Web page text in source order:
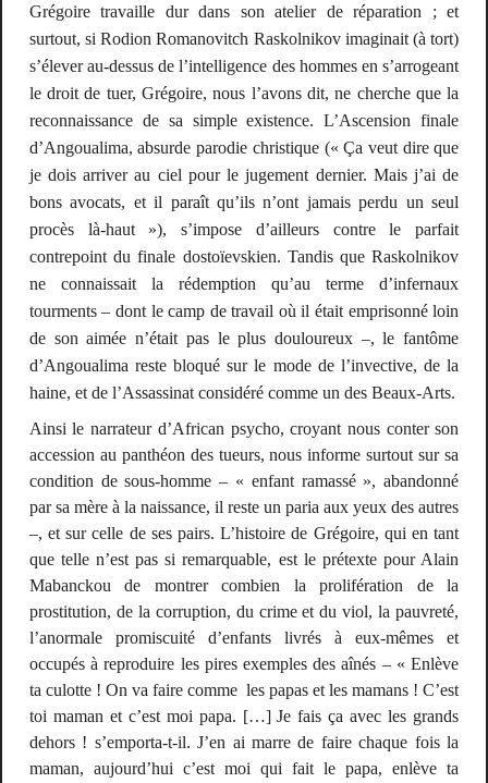
Grégoire travaille dur dans son atelier de réparation ; et
surtout, si Rodion Romanovitch Raskolnikov imaginait (à tort)
s’élever au-dessus de l’intelligence des hommes en s’arrogeant
le droit de tuer, Grégoire, nous l’avons dit, ne cherche que la
reconnaissance de sa simple existence. L’Ascension finale
d’Angoualima, absurde parodie christique («Ça veut dire que
je dois arriver au ciel pour le jugement dernier. Mais j’ai de
bons avocats, et il paraît qu’ils n’ont jamais perdu un seul
procès là-haut »), s’impose d’ailleurs contre le parfait
contrepoint du finale dostoïevskien. Tandis que Raskolnikov
ne connaissait la rédemption qu’au terme d’infernaux
tourments – dont le camp de travail où il était emprisonné loin
de son aimée n’était pas le plus douloureux –, le fantôme
d’Angoualima reste bloqué sur le mode de l’invective, de la
haine, et de l’Assassinat considéré comme un des Beaux-Arts.
Ainsi le narrateur d’African psycho, croyant nous conter son
accession au panthéon des tueurs, nous informe surtout sur sa
condition de sous-homme – « enfant ramassé », abandonné
par sa mère à la naissance, il reste un paria aux yeux des autres
–, et sur celle de ses pairs. L’histoire de Grégoire, qui en tant
que telle n’est pas si remarquable, est le prétexte pour Alain
Mabanckou de montrer combien la prolifération de la
prostitution, de la corruption, du crime et du viol, la pauvreté,
l’anormale promiscuité d’enfants livrés à eux-mêmes et
occupés à reproduire les pires exemples des aînés – «Enlève
ta culotte ! On va faire comme les papas et les mamans ! C’est
toi maman et c’est moi papa. […] Je fais ça avec les grands
dehors ! s’emporta-t-il. J’en ai marre de faire chaque fois la
maman, aujourd’hui c’est moi qui fait le papa, enlève ta